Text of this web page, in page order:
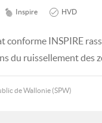
Inspire HVD
conforme INSPIRE
du ruissellement des
de Wallonie (SPW)